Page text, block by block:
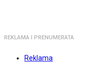
REKLAMA I PRENUMERATA
Reklama